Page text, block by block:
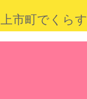
上市町でくらす